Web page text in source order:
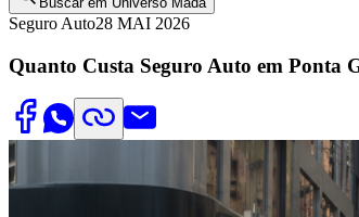
Seguro Auto28 MAI 2026
Quanto Custa Seguro Auto em Ponta